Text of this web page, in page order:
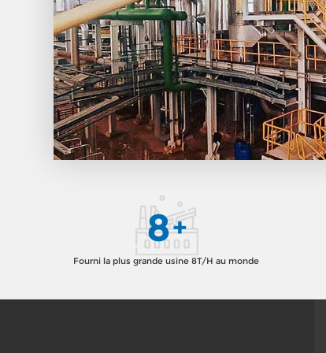
8+
Fourni la plus grande usine 8T/H au monde